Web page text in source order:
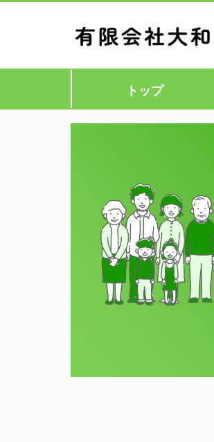
トップ